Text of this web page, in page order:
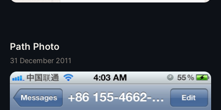
Path Photo
31 December 2011